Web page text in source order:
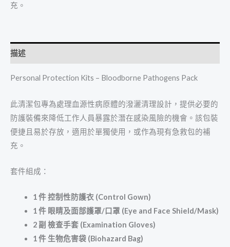
充。
描述
Personal Protection Kits – Bloodborne Pathogens Pack
此清潔包專為處理血源性病原體的潑灑清理設計，提供必要的
防護裝備來降低工作人員暴露於潛在感染風險的機會。該包裝
便捷且易於存放，適用於單獨使用，或作為現有急救包的補
充。
套件組成：
1件控制性防護衣(Control Gown)
1件 眼睛及面部護罩/口罩 (Eye and Face Shield/Mask)
2 副 檢查手套(Examination Gloves)
1件 生物危害袋(Biohazard Bag)